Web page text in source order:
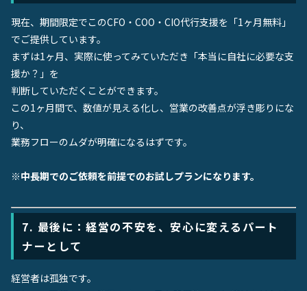
現在、期間限定でこのCFO・COO・CIO代行支援を「1ヶ月無料」
でご提供しています。
まずは1ヶ月、実際に使ってみていただき「本当に自社に必要な支
援か？」を
判断していただくことができます。
この1ヶ月間で、数値が見える化し、営業の改善点が浮き彫りにな
り、
業務フローのムダが明確になるはずです。
※中長期でのご依頼を前提でのお試しプランになります。
7. 最後に：経営の不安を、安心に変えるパート
ナーとして
経営者は孤独です。